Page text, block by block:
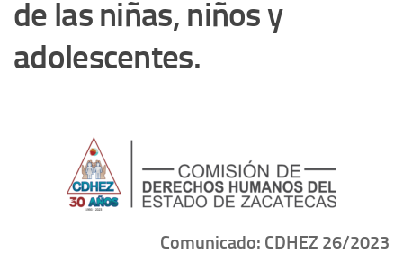
de las niñas, niños y
adolescentes.
Comunicado: CDHEZ 26/2023